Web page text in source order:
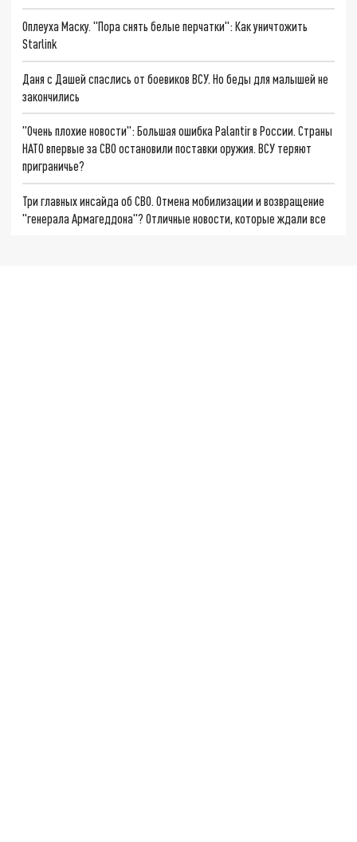
Оплеуха Маску. "Пора снять белые перчатки": Как уничтожить
Starlink
Даня с Дашей спаслись от боевиков ВСУ. Но беды для малышей не
закончились
"Очень плохие новости": Большая ошибка Palantir в России. Страны
НАТО впервые за СВО остановили поставки оружия. ВСУ теряют
приграничье?
Три главных инсайда об СВО. Отмена мобилизации и возвращение
"генерала Армагеддона"? Отличные новости, которые ждали все